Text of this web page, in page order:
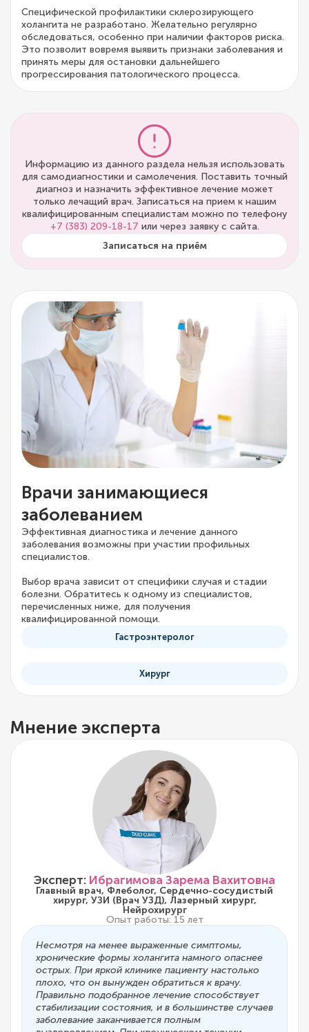
Специфической профилактики склерозирующего
холангита не разработано. Желательно регулярно
обследоваться, особенно при наличии факторов риска.
Это позволит вовремя выявить признаки заболевания и
принять меры для остановки дальнейшего
прогрессирования патологического процесса.
Информацию из данного раздела нельзя использовать
для самодиагностики и самолечения. Поставить точный
диагноз и назначить эффективное лечение может
только лечащий врач. Записаться на прием к нашим
квалифицированным специалистам можно по телефону
+7 (383) 209-18-17 или через заявку с сайта.
Записаться на приём
Врачи занимающиеся
заболеванием
Эффективная диагностика и лечение данного
заболевания возможны при участии профильных
специалистов.
Выбор врача зависит от специфики случая и стадии
болезни. Обратитесь к одному из специалистов,
перечисленных ниже, для получения
квалифицированной помощи.
Гастроэнтеролог
Хирург
Мнение эксперта
Эксперт: Ибрагимова Зарема Вахитовна
Главный врач, Флеболог, Сердечно-сосудистый
хирург, УЗИ (Врач УЗД), Лазерный хирург,
Нейрохирург
Опыт работы: 15 лет
Несмотря на менее выраженные симптомы,
хронические формы холангита намного опаснее
острых. При яркой клинике пациенту настолько
плохо, что он вынужден обратиться к врачу.
Правильно подобранное лечение способствует
стабилизации состояния, и в большинстве случаев
заболевание заканчивается полным